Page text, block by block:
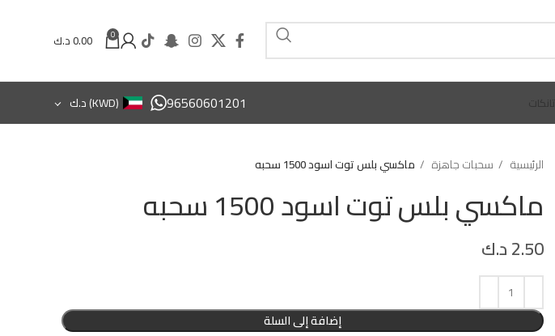
0
0.00د.ك
تانكات 96560601201
(KWD) د.ك
الرئيسية سحبات جاهزة ماكسي بلس توت اسود 1500 سحبه
ماكسي بلس توت اسود 1500 سحبه
2.50د.ك
إضافة إلى السلة